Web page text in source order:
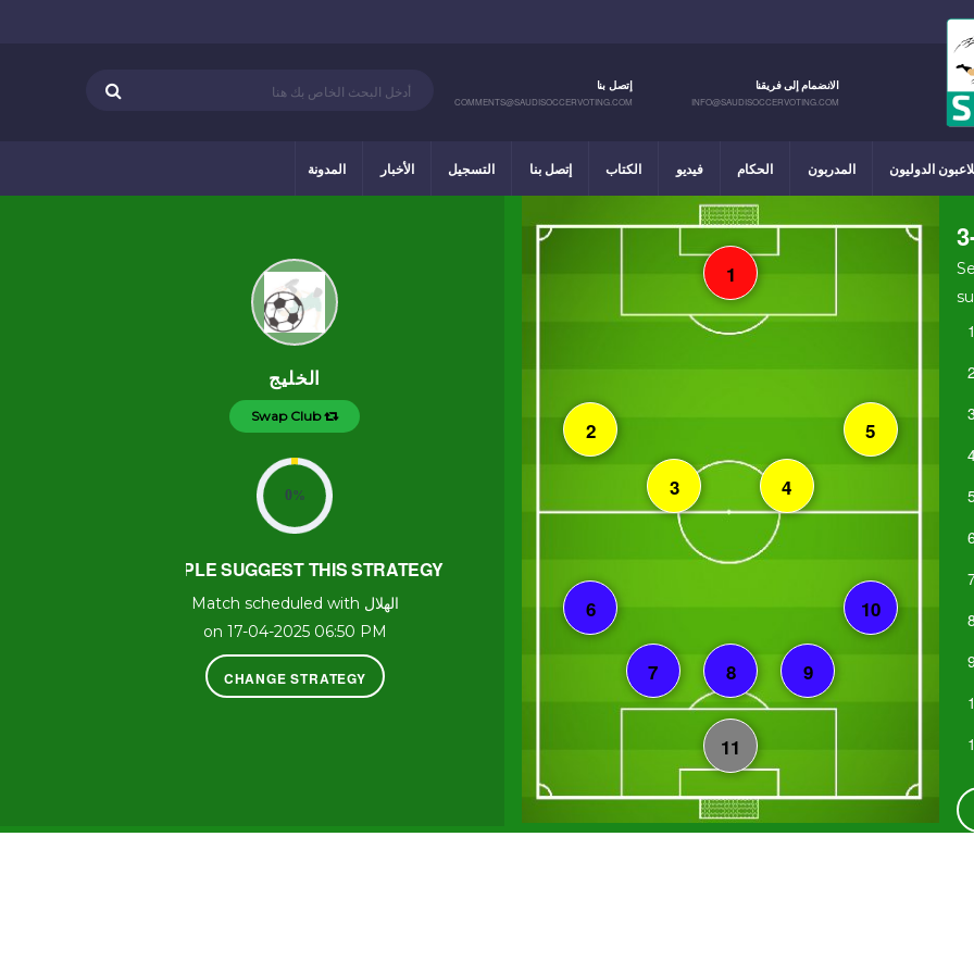
الانضمام إلى فريقنا
INFO@SAUDISOCCERVOTING.COM
إتصل بنا
COMMENTS@SAUDISOCCERVOTING.COM
الدوليون المدربون الحكام فيديو الكتاب إتصل بنا التسجيل الأخبار المدونة
الخليج
Swap Club
0%
PEOPLE SUGGEST THIS STRATEGY
Match scheduled with الهلال
on 17-04-2025 06:50 PM
CHANGE STRATEGY